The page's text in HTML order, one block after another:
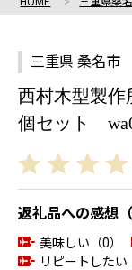
三重県 桑名市
西村木型製
個セット
返礼品への感想（
美味しい（0）
リピートしたい